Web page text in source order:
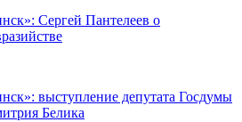
Сергей Пантелеев о
выступление депутата Госдумы
Белика